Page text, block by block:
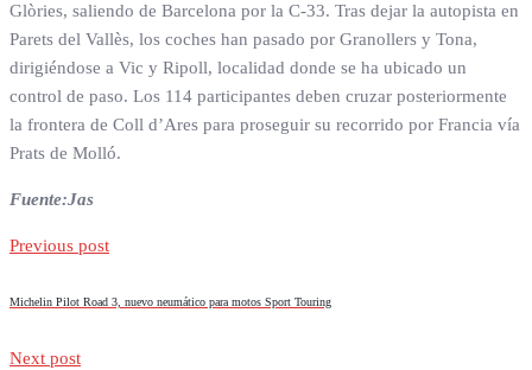
Glòries, saliendo de Barcelona por la C-33. Tras dejar la autopista en
Parets del Vallès, los coches han pasado por Granollers y Tona,
dirigiéndose a Vic y Ripoll, localidad donde se ha ubicado un
control de paso. Los 114 participantes deben cruzar posteriormente
la frontera de Coll d’Ares para proseguir su recorrido por Francia vía
Prats de Molló.
Fuente:Jas
Previous post
Michelin Pilot Road 3, nuevo neumático para motos Sport Touring
Next post